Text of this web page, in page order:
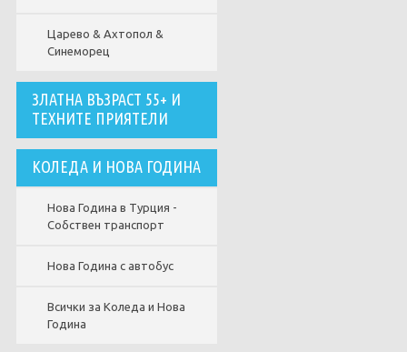
Царево & Ахтопол &
Синеморец
ЗЛАТНА ВЪЗРАСТ 55+ И
ТЕХНИТЕ ПРИЯТЕЛИ
КОЛЕДА И НОВА ГОДИНА
Нова Година в Турция -
Собствен транспорт
Нова Година с автобус
Всички за Коледа и Нова
Година